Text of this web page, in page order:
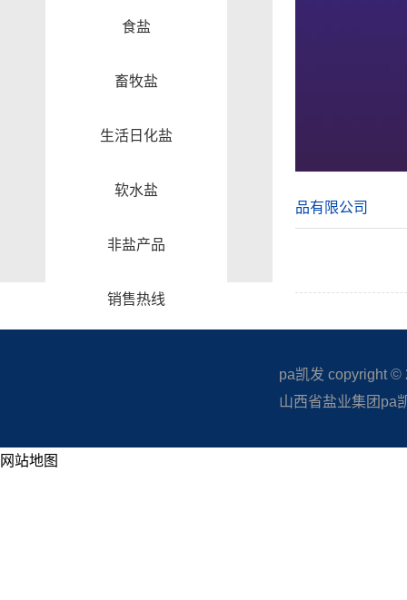
食盐
畜牧盐
生活日化盐
软水盐
非盐产品
销售热线
品有限公司
pa凯发 copyright ©
山西省盐业集团pa
网站地图